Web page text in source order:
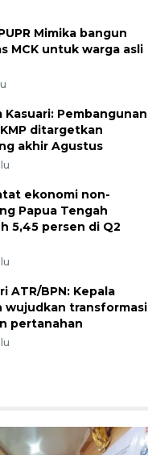
Mimika bangun
MCK untuk warga asli
Kasuari: Pembangunan
ditargetkan
akhir Agustus
ekonomi non-
Papua Tengah
5,45 persen di Q2
ATR/BPN: Kepala
wujudkan transformasi
pertanahan